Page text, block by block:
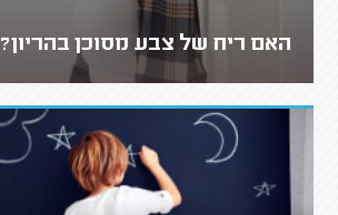
האם ריח של צבע מסוכן בהריון?